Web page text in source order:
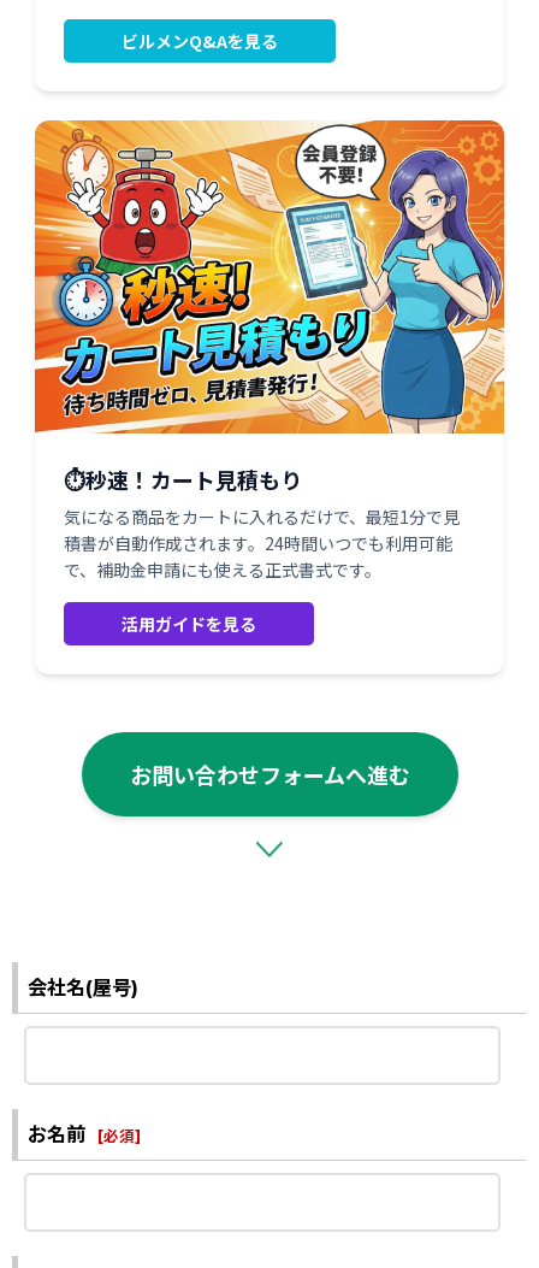
ビルメンQ&Aを見る
⏱️秒速！カート見積もり
気になる商品をカートに入れるだけで、最短1分で見
積書が自動作成されます。24時間いつでも利用可能
で、補助金申請にも使える正式書式です。
活用ガイドを見る
お問い合わせフォームへ進む
会社名(屋号)
お名前 [必須]